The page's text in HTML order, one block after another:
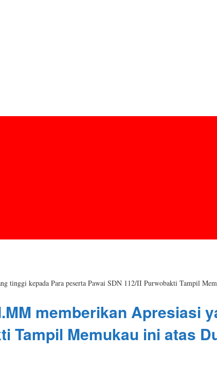
tinggi kepada Para peserta Pawai SDN 112/II Purwobakti Tampil
memberikan Apresiasi
Tampil Memukau ini atas